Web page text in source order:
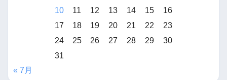
10
11 12 13 14 15
16
17
18 19 20 21 22
23
24
25 26 27 28 29
30
31
« 7月